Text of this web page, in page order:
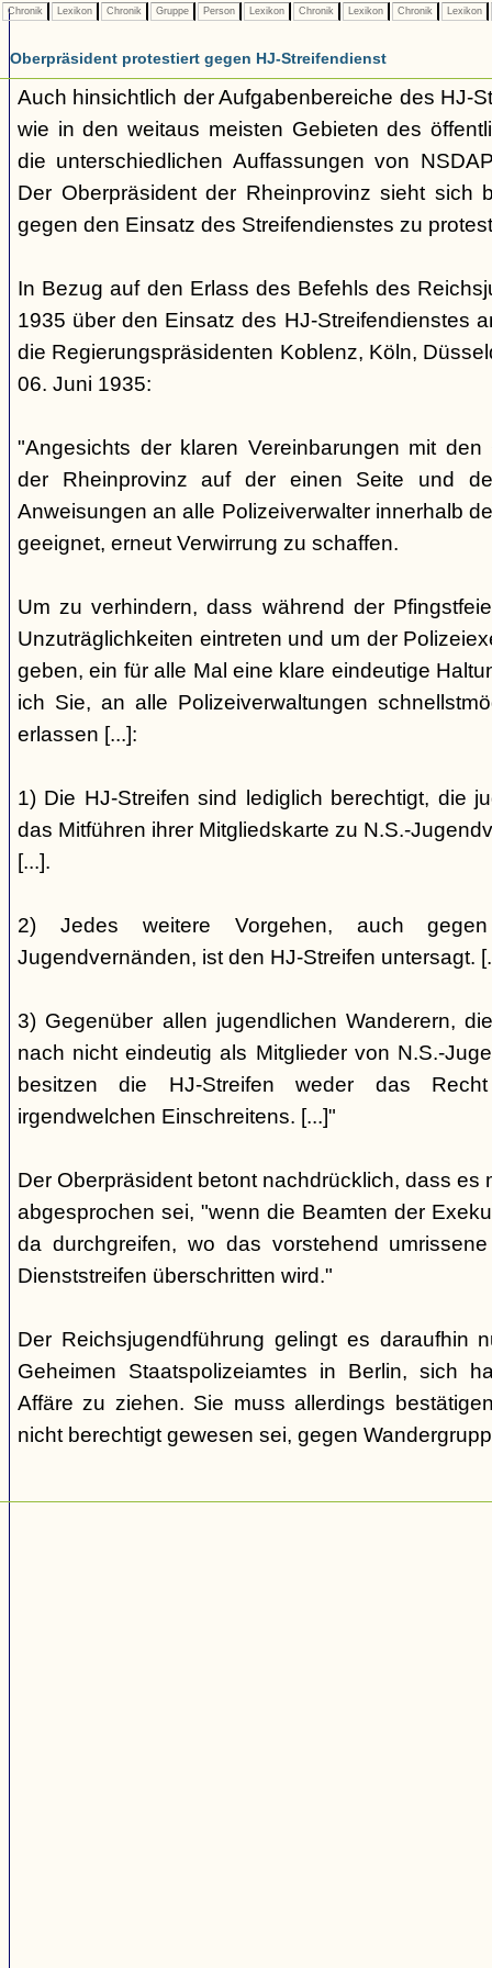
Chronik Lexikon Chronik Gruppe Person Lexikon Chronik Lexikon Chronik Lexikon
Oberpräsident protestiert gegen HJ-Streifendienst
Auch hinsichtlich der Aufgabenbereiche des HJ-
wie in den weitaus meisten Gebieten des
die unterschiedlichen Auffassungen von
Der Oberpräsident der Rheinprovinz sieht sich
gegen den Einsatz des Streifendienstes zu
In Bezug auf den Erlass des Befehls des
1935 über den Einsatz des HJ-Streifendienstes
die Regierungspräsidenten Koblenz, Köln,
06. Juni 1935:
"Angesichts der klaren Vereinbarungen mit
der Rheinprovinz auf der einen Seite und
Anweisungen an alle Polizeiverwalter innerhalb
geeignet, erneut Verwirrung zu schaffen.
Um zu verhindern, dass während der
Unzuträglichkeiten eintreten und um der
geben, ein für alle Mal eine klare eindeutige
ich Sie, an alle Polizeiverwaltungen
erlassen [...]:
1) Die HJ-Streifen sind lediglich berechtigt, die
das Mitführen ihrer Mitgliedskarte zu N.S.-
[...].
2) Jedes weitere Vorgehen, auch
Jugendvernänden, ist den HJ-Streifen untersagt.
3) Gegenüber allen jugendlichen Wanderern,
nach nicht eindeutig als Mitglieder von N.S.-
besitzen die HJ-Streifen weder das
irgendwelchen Einschreitens. [...]"
Der Oberpräsident betont nachdrücklich, dass es
abgesprochen sei, "wenn die Beamten der
da durchgreifen, wo das vorstehend
Dienststreifen überschritten wird."
Der Reichsjugendführung gelingt es daraufhin
Geheimen Staatspolizeiamtes in Berlin, sich
Affäre zu ziehen. Sie muss allerdings
nicht berechtigt gewesen sei, gegen